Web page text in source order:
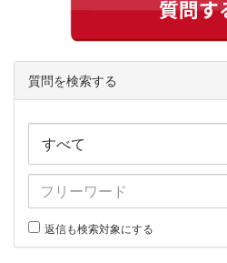
質問を検索する
返信も検索対象にする